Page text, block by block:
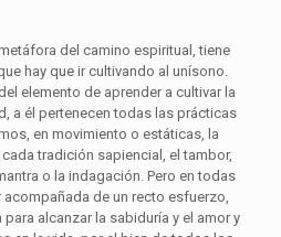
del camino espiritual, tiene
hay que ir cultivando al unísono.
elemento de aprender a cultivar la
a él pertenecen todas las prácticas
en movimiento o estáticas, la
tradición sapiencial, el tambor,
o la indagación. Pero en todas
acompañada de un recto esfuerzo,
alcanzar la sabiduría y el amor y